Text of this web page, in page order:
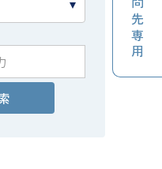
顧問先専用